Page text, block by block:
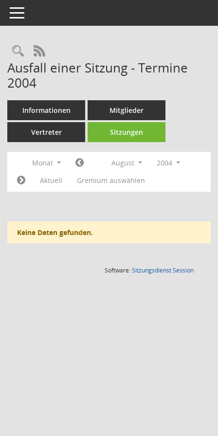
Toggle navigation
Rechercheauswahl
RSS-Feed
Ausfall einer Sitzung - Termine
2004
Informationen Mitglieder
Vertreter Sitzungen
Monat August
2004
Aktuell
Gremium auswählen
Keine Daten gefunden.
Software:SitzungsdienstSession(Wird in